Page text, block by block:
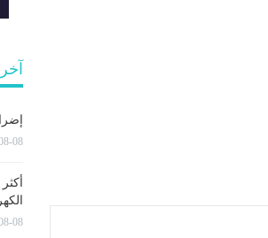
14:52
14:26